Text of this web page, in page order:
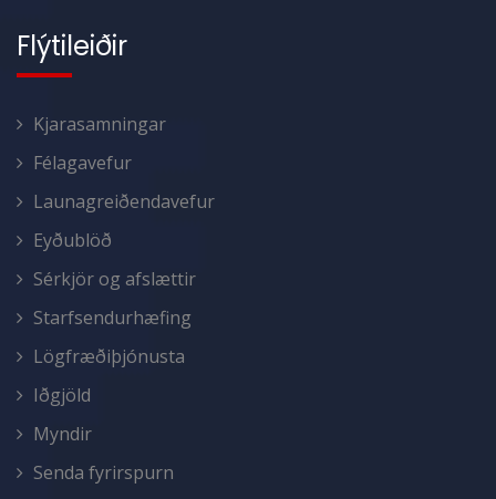
Flýtileiðir
Kjarasamningar
Félagavefur
Launagreiðendavefur
Eyðublöð
Sérkjör og afslættir
Starfsendurhæfing
Lögfræðiþjónusta
Iðgjöld
Myndir
Senda fyrirspurn